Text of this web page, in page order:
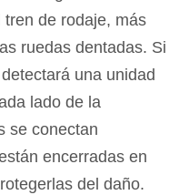
de rodaje, más
ruedas dentadas. Si
una unidad
lado de la
se conectan
encerradas en
del daño.